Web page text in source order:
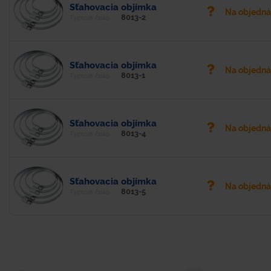
Sťahovacia objímka
8013-2
Na
Sťahovacia objímka
8013-1
Na
Sťahovacia objímka
8013-4
Na
Sťahovacia objímka
8013-5
Na